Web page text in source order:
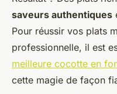
saveurs authentiques
Pour réussir vos plats
professionnelle, il est
meilleure cocotte en
cette magie de façon